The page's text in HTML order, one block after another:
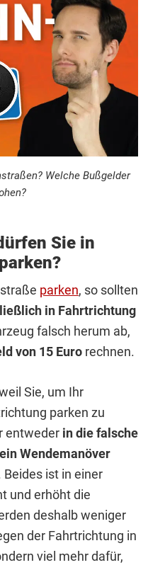
Welche Bußgelder
Sie in
parken, so sollten
in Fahrtrichtung
falsch herum ab,
von 15 Eurorechnen.
Sie, um Ihr
parken zu
entweder in die falsche
ein Wendemanöver
ist in einer
und erhöht die
deshalb weniger
der Fahrtrichtung in
viel mehr dafür,